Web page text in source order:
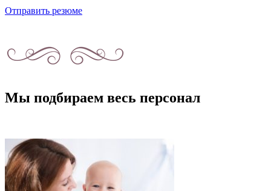
Отправить резюме
Мы подбираем весь персонал